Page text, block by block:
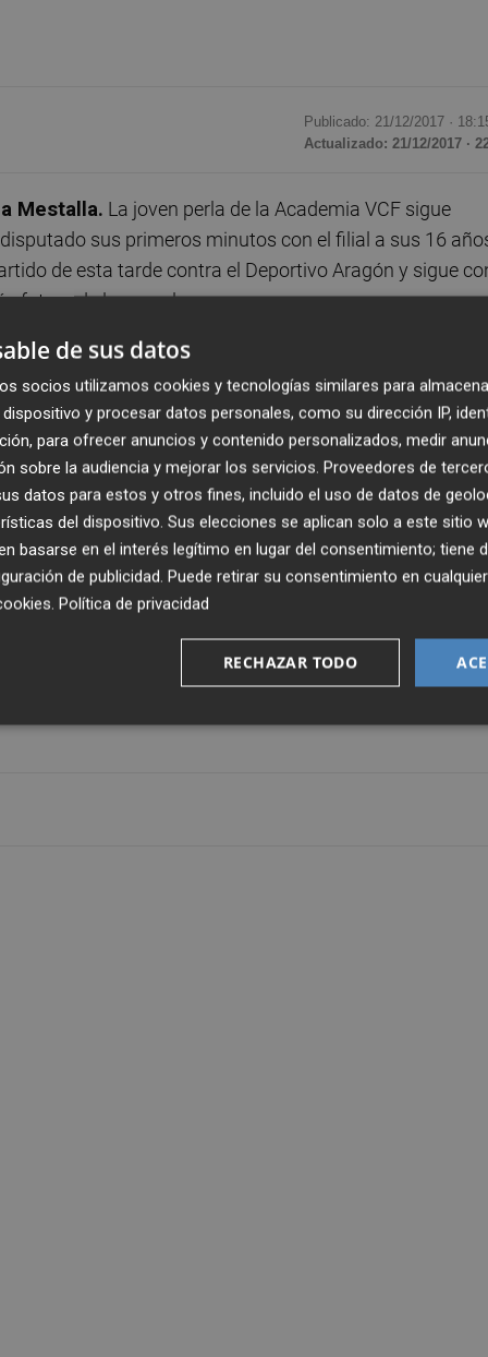
Publicado: 21/12/2017 ·
Actualizado: 21/12/2017 ·
Mestalla. La joven perla de la Academia VCF sigue
sus primeros minutos con el filial a sus 16
de esta tarde contra el Deportivo Aragón y sigue
futuro de la escuela.
ha vivido su último partido con el Valencia
al Real Madrid Castilla tras negarse a renovar su
con su meteórica proyección en la Academia VCF y
ha protagonizado grandes actuaciones que han
Kangin Leeque a sus 16 años es internacional sub19
filial y espera crecer como jugador en el Antonio
Kangin Lee tiene contrato hasta
de sus datos
socios utilizamos cookies y tecnologías similares para
y procesar datos personales, como su dirección IP,
para ofrecer anuncios y contenido personalizados, medir
sobre la audiencia y mejorar los servicios. Proveedores de
datos para estos y otros fines, incluido el uso de datos de
del dispositivo. Sus elecciones se aplican solo a este sitio
basarse en el interés legítimo en lugar del consentimiento; tiene
de publicidad. Puede retirar su consentimiento en
. Política de privacidad
RECHAZAR TODO